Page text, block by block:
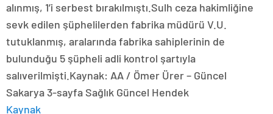
alınmış, 1’i serbest bırakılmıştı.Sulh ceza hakimliğine
sevk edilen şüphelilerden fabrika müdürü V.U.
tutuklanmış, aralarında fabrika sahiplerinin de
bulunduğu 5 şüpheli adli kontrol şartıyla
salıverilmişti.Kaynak: AA / Ömer Ürer – Güncel
Sakarya 3-sayfa Sağlık Güncel Hendek
Kaynak